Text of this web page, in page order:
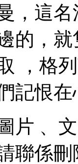
，
的
，格
恨在心
片 
係刪除